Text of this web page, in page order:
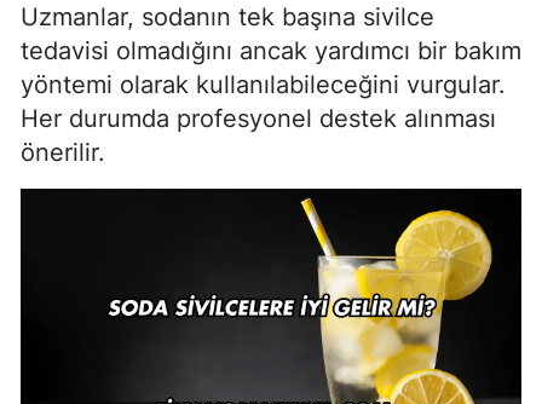
Uzmanlar, sodanın tek başına sivilce
tedavisi olmadığını ancak yardımcı bir bakım
yöntemi olarak kullanılabileceğini vurgular.
Her durumda profesyonel destek alınması
önerilir.